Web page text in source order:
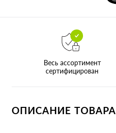
Весь ассортимент
сертифицирован
ОПИСАНИЕ ТОВАРА